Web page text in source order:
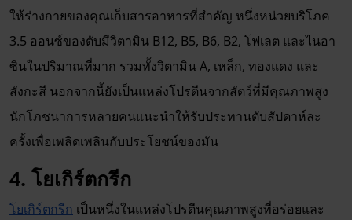
ให้ร่างกายของคุณเก็บสารอาหารที่สำคัญ หนึ่งหน่วยบริโภค
3.5 ออนซ์ของตับมีวิตามิน B12, B5, B6, B2, โฟเลต และไนอา
ซินในปริมาณที่มาก รวมทั้งวิตามิน A, เหล็ก, ทองแดง และ
สังกะสี นอกจากนี้ยังเป็นแหล่งโปรตีนจากสัตว์ที่มีคุณภาพสูง
นักโภชนาการหลายคนแนะนำให้รับประทานตับสัปดาห์ละ
ครั้งเพื่อเพลิดเพลินกับประโยชน์ของมัน
4. โยเกิร์ตกรีก
โยเกิร์ตกรีก เป็นหนึ่งในแหล่งโปรตีนคุณภาพสูงที่อร่อยและ